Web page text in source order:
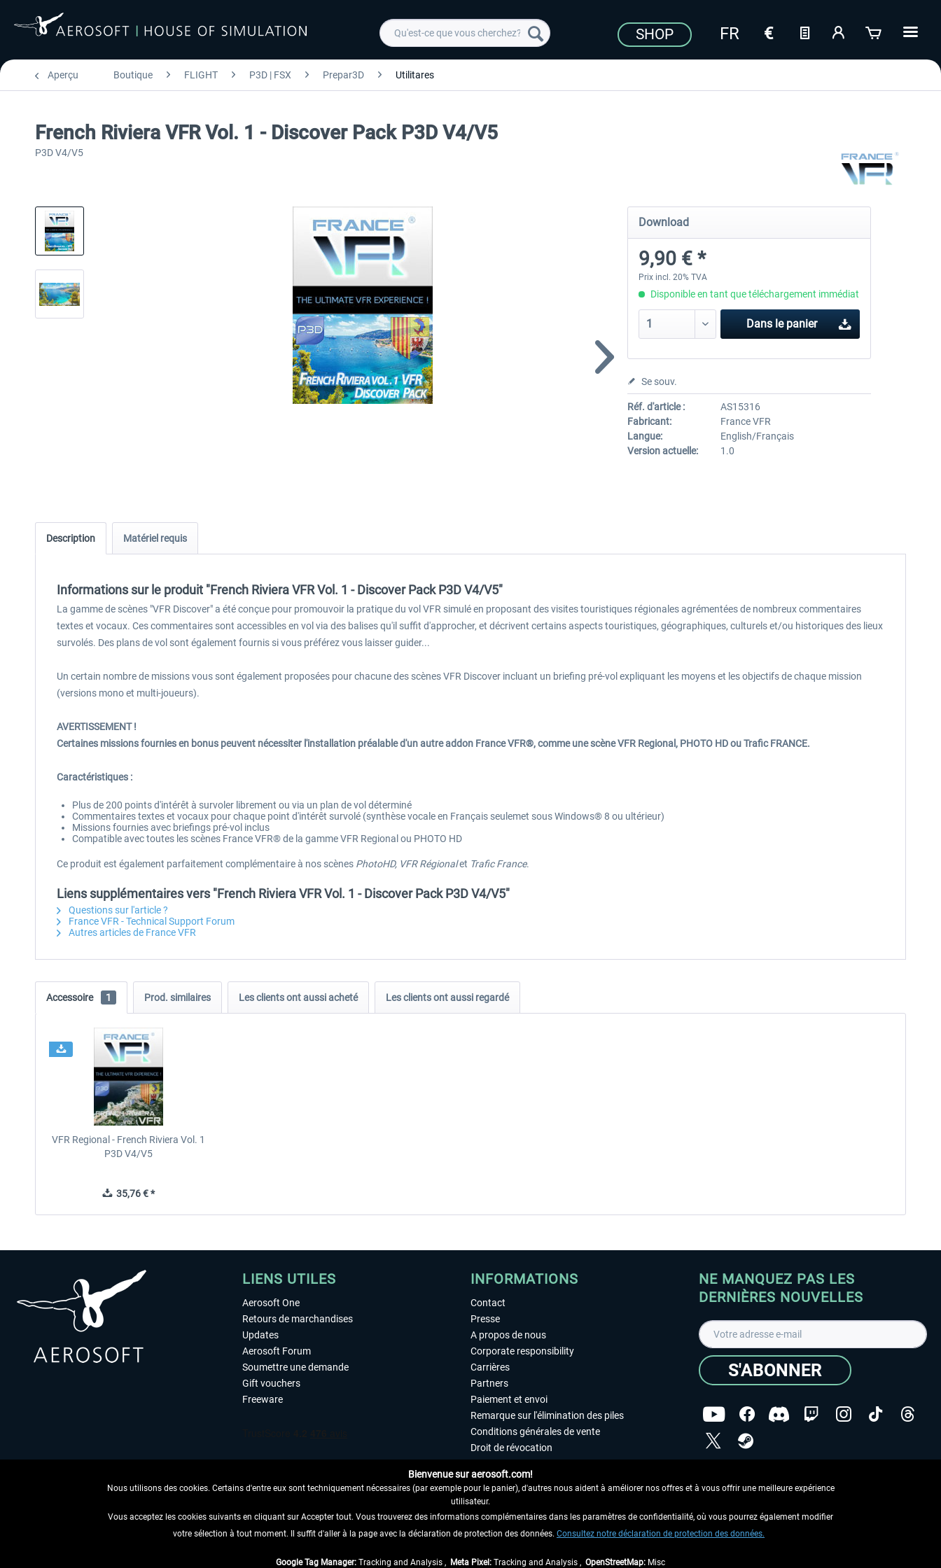
SHOP
Aperçu Boutique FLIGHT P3D | FSX Prepar3D Utilitares
French Riviera VFR Vol. 1 - Discover Pack P3D V4/V5
P3D V4/V5
Download
9,90 € *
Prix incl. 20% TVA
Disponible en tant que téléchargement immédiat
Dans le panier
Se souv.
Réf. d'article :
AS15316
Fabricant:
France VFR
Langue:
English/Français
Version actuelle:
1.0
Description Matériel requis
Informations sur le produit "French Riviera VFR Vol. 1 - Discover Pack P3D V4/V5"
La gamme de scènes "VFR Discover" a été conçue pour promouvoir la pratique du vol VFR simulé en proposant des visites touristiques régionales agrémentées de nombreux commentaires
textes et vocaux. Ces commentaires sont accessibles en vol via des balises qu'il suffit d'approcher, et décrivent certains aspects touristiques, géographiques, culturels et/ou historiques des lieux
survolés. Des plans de vol sont également fournis si vous préférez vous laisser guider...
Un certain nombre de missions vous sont également proposées pour chacune des scènes VFR Discover incluant un briefing pré-vol expliquant les moyens et les objectifs de chaque mission
(versions mono et multi-joueurs).
AVERTISSEMENT !
Certaines missions fournies en bonus peuvent nécessiter l'installation préalable d'un autre addon France VFR®, comme une scène VFR Regional, PHOTO HD ou Trafic FRANCE.
Caractéristiques :
Plus de 200 points d'intérêt à survoler librement ou via un plan de vol déterminé
Commentaires textes et vocaux pour chaque point d'intérêt survolé (synthèse vocale en Français seulemet sous Windows® 8 ou ultérieur)
Missions fournies avec briefings pré-vol inclus
Compatible avec toutes les scènes France VFR® de la gamme VFR Regional ou PHOTO HD
Ce produit est également parfaitement complémentaire à nos scènes PhotoHD, VFR Régionalet Trafic France.
Liens supplémentaires vers "French Riviera VFR Vol. 1 - Discover Pack P3D V4/V5"
Questions sur l'article ?
France VFR - Technical Support Forum
Autres articles de France VFR
Accessoire 1 Prod. similaires Les clients ont aussi acheté Les clients ont aussi regardé
VFR Regional - French Riviera Vol. 1
P3D V4/V5
35,76 € *
LIENS UTILES
Aerosoft One
Retours de marchandises
Updates
Aerosoft Forum
Soumettre une demande
Gift vouchers
Freeware
RENONCER AU CONTRAT ICI
INFORMATIONS
Contact
Presse
A propos de nous
Corporate responsibility
Carrières
Partners
Paiement et envoi
Remarque sur l'élimination des piles
Conditions générales de vente
Droit de révocation
Accessibilité
Mentions légales
NE MANQUEZ PAS LES
DERNIÈRES NOUVELLES
S'ABONNER
Copyright © Aerosoft GmbH - Tous droits réservés
Bienvenue sur aerosoft.com!
Nous utilisons des cookies. Certains d'entre eux sont techniquement nécessaires (par exemple pour le panier), d'autres nous aident à améliorer nos offres et à vous offrir une meilleure expérience
utilisateur.
Vous acceptez les cookies suivants en cliquant sur Accepter tout. Vous trouverez des informations complémentaires dans les paramètres de confidentialité, où vous pourrez également modifier
votre sélection à tout moment. Il suffit d'aller à la page avec la déclaration de protection des données. Consultez notre déclaration de protection des données.
Google Tag Manager: Tracking and Analysis , Meta Pixel: Tracking and Analysis , OpenStreetMap: Misc